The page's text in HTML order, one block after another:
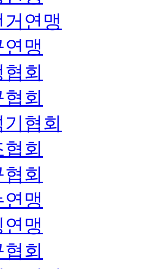
거연맹
맹
회
회
협회
회
회
맹
연맹
회